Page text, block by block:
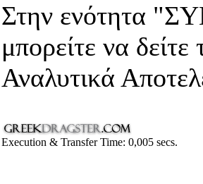
Στην ενότητα
μπορείτε να
Αναλυτικά
Execution & Transfer Time: 0,005 secs.